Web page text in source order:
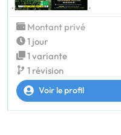
Montant privé
1 jour
1 variante
1 révision
Voir le profil